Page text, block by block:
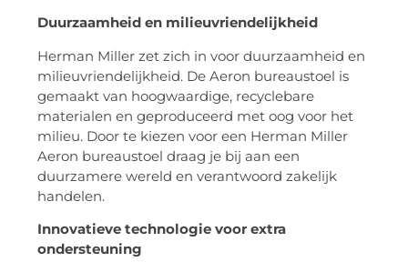
Duurzaamheid en milieuvriendelijkheid
Herman Miller zet zich in voor duurzaamheid en
milieuvriendelijkheid. De Aeron bureaustoel is
gemaakt van hoogwaardige, recyclebare
materialen en geproduceerd met oog voor het
milieu. Door te kiezen voor een Herman Miller
Aeron bureaustoel draag je bij aan een
duurzamere wereld en verantwoord zakelijk
handelen.
Innovatieve technologie voor extra
ondersteuning